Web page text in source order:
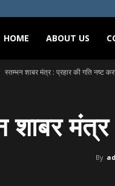
Gramintantra
HOME ABOUT US
स्तम्भन शाबर मंत्र : प्रहार की गति नष्ट
शाबर
By